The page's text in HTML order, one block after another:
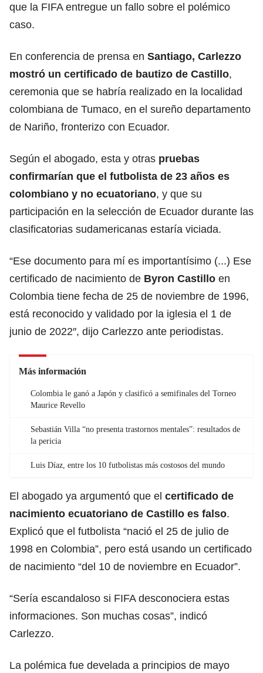
que la FIFA entregue un fallo sobre el polémico
caso.
En conferencia de prensa en Santiago, Carlezzo
mostró un certificado de bautizo de Castillo,
ceremonia que se habría realizado en la localidad
colombiana de Tumaco, en el sureño departamento
de Nariño, fronterizo con Ecuador.
Según el abogado, esta y otras pruebas
confirmarían que el futbolista de 23 años es
colombiano y no ecuatoriano, y que su
participación en la selección de Ecuador durante las
clasificatorias sudamericanas estaría viciada.
“Ese documento para mí es importantísimo (...) Ese
certificado de nacimiento de Byron Castillo en
Colombia tiene fecha de 25 de noviembre de 1996,
está reconocido y validado por la iglesia el 1 de
junio de 2022″, dijo Carlezzo ante periodistas.
Más información
Colombia le ganó a Japón y clasificó a semifinales del Torneo
Maurice Revello
Sebastián Villa “no presenta trastornos mentales”: resultados de
la pericia
Luis Díaz, entre los 10 futbolistas más costosos del mundo
El abogado ya argumentó que el certificado de
nacimiento ecuatoriano de Castillo es falso.
Explicó que el futbolista “nació el 25 de julio de
1998 en Colombia”, pero está usando un certificado
de nacimiento “del 10 de noviembre en Ecuador”.
“Sería escandaloso si FIFA desconociera estas
informaciones. Son muchas cosas”, indicó
Carlezzo.
La polémica fue develada a principios de mayo